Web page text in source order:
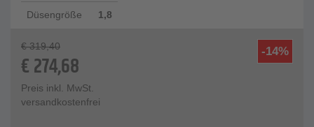
Düsengröße 1,8
-14%
€ 319,40
€274,68
Preis inkl. MwSt.
versandkostenfrei